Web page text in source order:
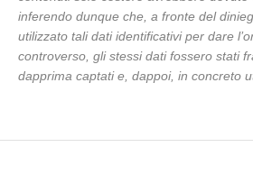
inferendo dunque che, a fronte del
utilizzato tali dati identificativi per dare
controverso, gli stessi dati fossero stati
dapprima captati e, dappoi, in concreto